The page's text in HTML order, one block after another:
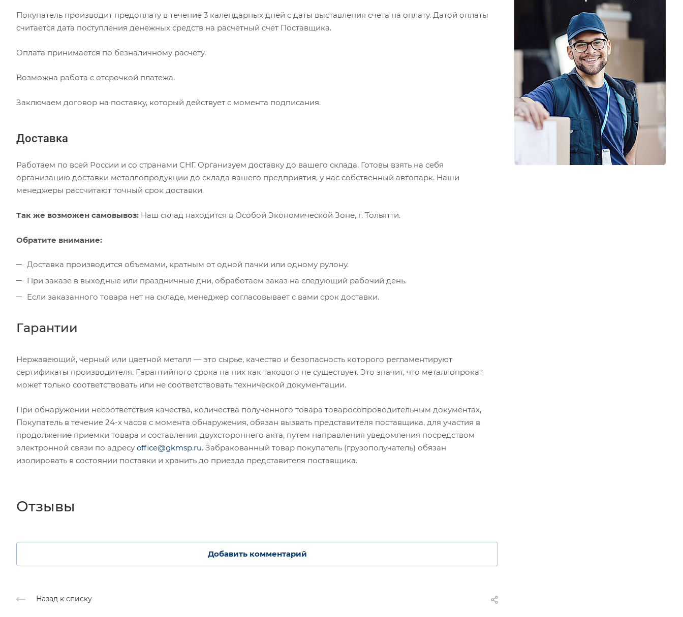
Покупатель производит предоплату в течение 3 календарных дней с даты выставления счета на оплату. Датой оплаты
считается дата поступления денежных средств на расчетный счет Поставщика.
Оплата принимается по безналичному расчёту.
Возможна работа с отсрочкой платежа.
Заключаем договор на поставку, который действует с момента подписания.
Доставка
Работаем по всей России и со странами СНГ. Организуем доставку до вашего склада. Готовы взять на себя
организацию доставки металлопродукции до склада вашего предприятия, у нас собственный автопарк. Наши
менеджеры рассчитают точный срок доставки.
Так же возможен самовывоз: Наш склад находится в Особой Экономической Зоне, г. Тольятти.
Обратите внимание:
Доставка производится объемами, кратным от одной пачки или одному рулону.
При заказе в выходные или праздничные дни, обработаем заказ на следующий рабочий день.
Если заказанного товара нет на складе, менеджер согласовывает с вами срок доставки.
Гарантии
Нержавеющий, черный или цветной металл — это сырье, качество и безопасность которого регламентируют
сертификаты производителя. Гарантийного срока на них как такового не существует. Это значит, что металлопрокат
может только соответствовать или не соответствовать технической документации.
При обнаружении несоответствия качества, количества полученного товара товаросопроводительным документах,
Покупатель в течение 24-х часов с момента обнаружения, обязан вызвать представителя поставщика, для участия в
продолжение приемки товара и составления двухстороннего акта, путем направления уведомления посредством
электронной связи по адресу office@gkmsp.ru. Забракованный товар покупатель (грузополучатель) обязан
изолировать в состоянии поставки и хранить до приезда представителя поставщика.
Отзывы
Добавить комментарий
Назад к списку